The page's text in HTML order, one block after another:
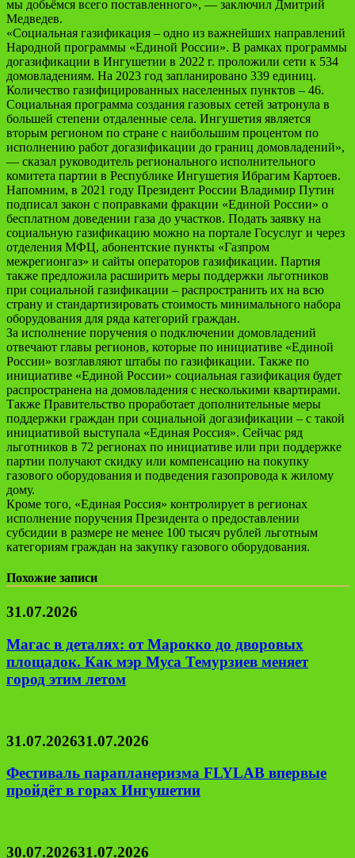
мы добьёмся всего поставленного», — заключил Дмитрий
Медведев.
«Социальная газификация – одно из важнейших направлений
Народной программы «Единой России». В рамках программы
догазификации в Ингушетии в 2022 г. проложили сети к 534
домовладениям. На 2023 год запланировано 339 единиц.
Количество газифицированных населенных пунктов – 46.
Социальная программа создания газовых сетей затронула в
большей степени отдаленные села. Ингушетия является
вторым регионом по стране с наибольшим процентом по
исполнению работ догазификации до границ домовладений»,
— сказал руководитель регионального исполнительного
комитета партии в Республике Ингушетия Ибрагим Картоев.
Напомним, в 2021 году Президент России Владимир Путин
подписал закон с поправками фракции «Единой России» о
бесплатном доведении газа до участков. Подать заявку на
социальную газификацию можно на портале Госуслуг и через
отделения МФЦ, абонентские пункты «Газпром
межрегионгаз» и сайты операторов газификации. Партия
также предложила расширить меры поддержки льготников
при социальной газификации – распространить их на всю
страну и стандартизировать стоимость минимального набора
оборудования для ряда категорий граждан.
За исполнение поручения о подключении домовладений
отвечают главы регионов, которые по инициативе «Единой
России» возглавляют штабы по газификации. Также по
инициативе «Единой России» социальная газификация будет
распространена на домовладения с несколькими квартирами.
Также Правительство проработает дополнительные меры
поддержки граждан при социальной догазификации – с такой
инициативой выступала «Единая Россия». Сейчас ряд
льготников в 72 регионах по инициативе или при поддержке
партии получают скидку или компенсацию на покупку
газового оборудования и подведения газопровода к жилому
дому.
Кроме того, «Единая Россия» контролирует в регионах
исполнение поручения Президента о предоставлении
субсидии в размере не менее 100 тысяч рублей льготным
категориям граждан на закупку газового оборудования.
Похожие записи
31.07.2026
Магас в деталях: от Марокко до дворовых
площадок. Как мэр Муса Темурзиев меняет
город этим летом
31.07.202631.07.2026
Фестиваль парапланеризма FLYLAB впервые
пройдёт в горах Ингушетии
30.07.202631.07.2026